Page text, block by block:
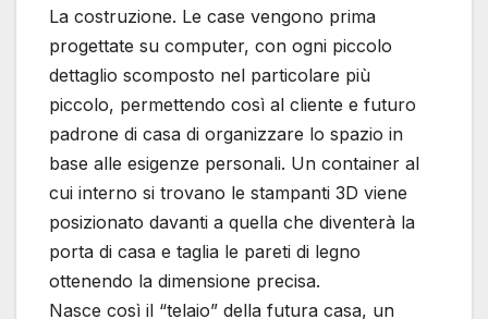
La costruzione. Le case vengono prima
progettate su computer, con ogni piccolo
dettaglio scomposto nel particolare più
piccolo, permettendo così al cliente e futuro
padrone di casa di organizzare lo spazio in
base alle esigenze personali. Un container al
cui interno si trovano le stampanti 3D viene
posizionato davanti a quella che diventerà la
porta di casa e taglia le pareti di legno
ottenendo la dimensione precisa.
Nasce così il “telaio” della futura casa, un